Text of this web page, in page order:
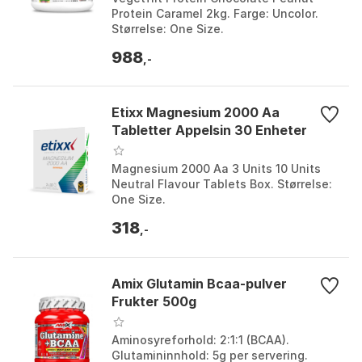
Protein Caramel 2kg. Farge: Uncolor.
Størrelse: One Size.
988 ,-
Etixx Magnesium 2000 Aa
Tabletter Appelsin 30 Enheter
Magnesium 2000 Aa 3 Units 10 Units
Neutral Flavour Tablets Box. Størrelse:
One Size.
318 ,-
Amix Glutamin Bcaa-pulver
Frukter 500g
Aminosyreforhold: 2:1:1 (BCAA).
Glutamininnhold: 5g per servering.